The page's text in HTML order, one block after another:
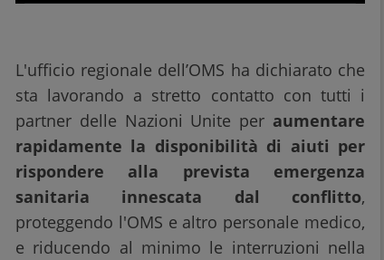
L'ufficio regionale dell’OMS ha dichiarato che
sta lavorando a stretto contatto con tutti i
partner delle Nazioni Unite per aumentare
rapidamente la disponibilità di aiuti per
rispondere alla prevista emergenza
sanitaria innescata dal conflitto,
proteggendo l'OMS e altro personale medico,
e riducendo al minimo le interruzioni nella